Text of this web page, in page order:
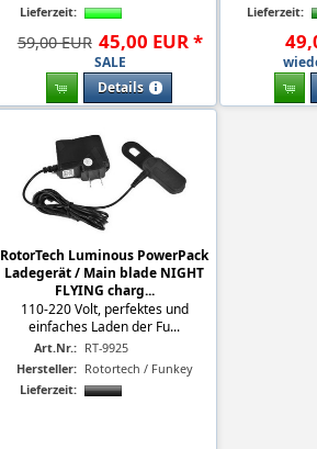
Lieferzeit:
59,00 EUR 45,00 EUR*
SALE
Details
Lieferzeit:
49,
RotorTech Luminous PowerPack
Ladegerät / Main blade NIGHT
FLYING charg...
110-220 Volt, perfektes und
einfaches Laden der Fu...
Art.Nr.: RT-9925
Hersteller: Rotortech / Funkey
Lieferzeit: